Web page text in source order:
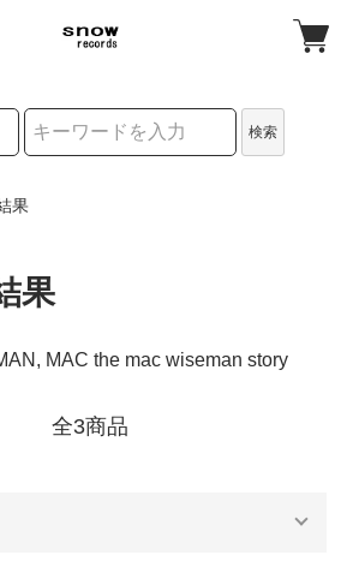
検索
果
果
MAC the mac wiseman story
全3商品